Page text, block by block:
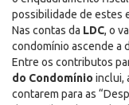
possibilidade de estes
Nas contas da LDC, o
condomínio ascende a
Entre os contributos
do Condomínio inclui,
contarem para as